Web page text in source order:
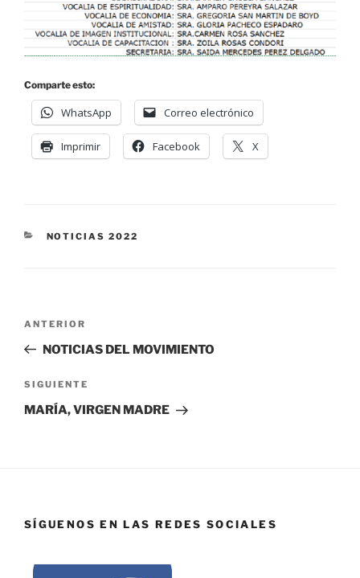
Comparte esto:
WhatsApp Correo electrónico
Imprimir Facebook X
NOTICIAS 2022
ANTERIOR
NOTICIAS DEL MOVIMIENTO
SIGUIENTE
MARÍA, VIRGEN MADRE
SÍGUENOS EN LAS REDES SOCIALES